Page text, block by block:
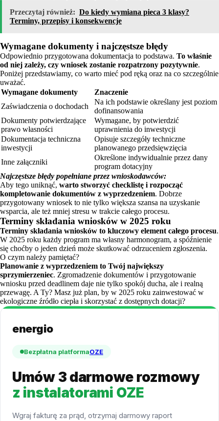
Przeczytaj również: Do kiedy wymiana pieca 3 klasy?
Terminy, przepisy i konsekwencje
Wymagane dokumenty i najczęstsze błędy
Odpowiednio przygotowana dokumentacja to podstawa. To właśnie
od niej zależy, czy wniosek zostanie rozpatrzony pozytywnie.
Poniżej przedstawiamy, co warto mieć pod ręką oraz na co szczególnie
uważać.
Wymagane dokumenty
Znaczenie
Zaświadczenia o dochodach
Na ich podstawie określany jest poziom
dofinansowania
Dokumenty potwierdzające
prawo własności
Wymagane, by potwierdzić
uprawnienia do inwestycji
Dokumentacja techniczna
inwestycji
Opisuje szczegóły techniczne
planowanego przedsięwzięcia
Inne załączniki
Określone indywidualnie przez dany
program dotacyjny
Najczęstsze błędy popełniane przez wnioskodawców:
Aby tego uniknąć, warto stworzyć checklistę i rozpocząć
kompletowanie dokumentów z wyprzedzeniem. Dobrze
przygotowany wniosek to nie tylko większa szansa na uzyskanie
wsparcia, ale też mniej stresu w trakcie całego procesu.
Terminy składania wniosków w 2025 roku
Terminy składania wniosków to kluczowy element całego procesu.
W 2025 roku każdy program ma własny harmonogram, a spóźnienie
się choćby o jeden dzień może skutkować odrzuceniem zgłoszenia.
O czym należy pamiętać?
Planowanie z wyprzedzeniem to Twój największy
sprzymierzeniec. Zgromadzenie dokumentów i przygotowanie
wniosku przed deadlinem daje nie tylko spokój ducha, ale i realną
przewagę. A Ty? Masz już plan, by w 2025 roku zainwestować w
ekologiczne źródło ciepła i skorzystać z dostępnych dotacji?
energio
Bezpłatna platformaOZE
Umów 3 darmowe rozmowy
z instalatorami OZE
Wgraj fakturę za prąd, otrzymaj darmowy raport